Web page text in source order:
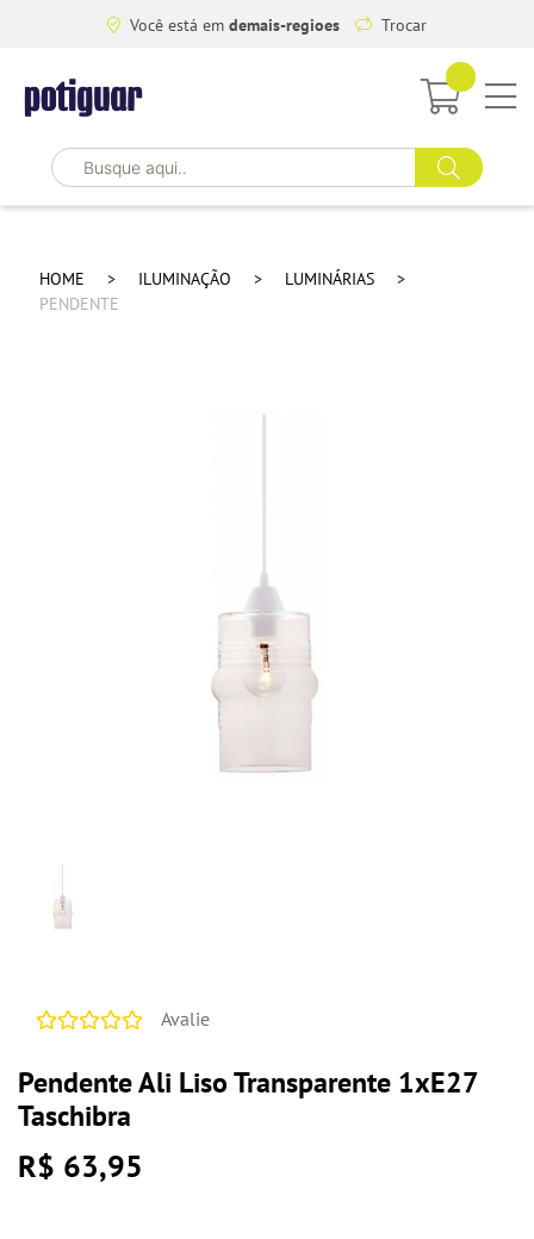
Você está em demais-regioes Trocar
HOME ILUMINAÇÃO
LUMINÁRIAS
PENDENTE
Avalie
Pendente Ali Liso Transparente 1xE27
Taschibra
R$ 63,95